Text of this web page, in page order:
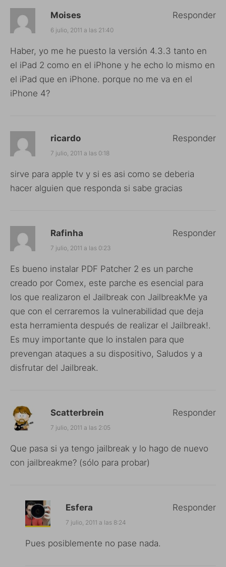
Moises
6 julio, 2011 a las 21:40
Haber, yo me he puesto la versión 4.3.3 tanto en
el iPad 2 como en el iPhone y he echo lo mismo en
el iPad que en iPhone. porque no me va en el
iPhone 4?
Responder
ricardo
7 julio, 2011 a las 0:18
sirve para apple tv y si es asi como se deberia
hacer alguien que responda si sabe gracias
Responder
Rafinha
7 julio, 2011 a las 0:23
Es bueno instalar PDF Patcher 2 es un parche
creado por Comex, este parche es esencial para
los que realizaron el Jailbreak con JailbreakMe ya
que con el cerraremos la vulnerabilidad que deja
esta herramienta después de realizar el Jailbreak!.
Es muy importante que lo instalen para que
prevengan ataques a su dispositivo, Saludos y a
disfrutar del Jailbreak.
Responder
Scatterbrein
7 julio, 2011 a las 2:05
Que pasa si ya tengo jailbreak y lo hago de nuevo
con jailbreakme? (sólo para probar)
Responder
Esfera
7 julio, 2011 a las 8:24
Pues posiblemente no pase nada.
Responder